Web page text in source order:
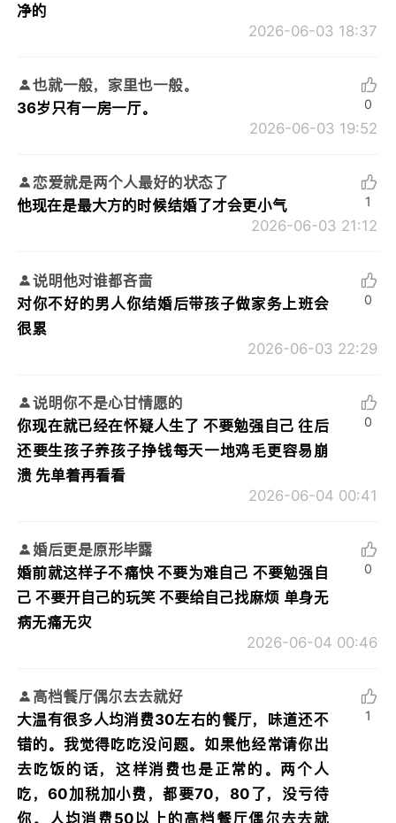
净的
2026-06-03 18:37
也就一般，家里也一般。
36岁只有一房一厅。
2026-06-03 19:52
0
恋爱就是两个人最好的状态了
他现在是最大方的时候结婚了才会更小气
2026-06-03 21:12
1
说明他对谁都吝啬
对你不好的男人你结婚后带孩子做家务上班会
很累
2026-06-03 22:29
0
说明你不是心甘情愿的
你现在就已经在怀疑人生了 不要勉强自己 往后
还要生孩子养孩子挣钱每天一地鸡毛更容易崩
溃 先单着再看看
2026-06-04 00:41
0
婚后更是原形毕露
婚前就这样子不痛快 不要为难自己 不要勉强自
己 不要开自己的玩笑 不要给自己找麻烦 单身无
病无痛无灾
2026-06-04 00:46
0
高档餐厅偶尔去去就好
大温有很多人均消费30左右的餐厅，味道还不
错的。我觉得吃吃没问题。如果他经常请你出
去吃饭的话，这样消费也是正常的。两个人
吃，60加税加小费，都要70，80了，没亏待
你。人均消费50以上的高档餐厅偶尔去去就
1